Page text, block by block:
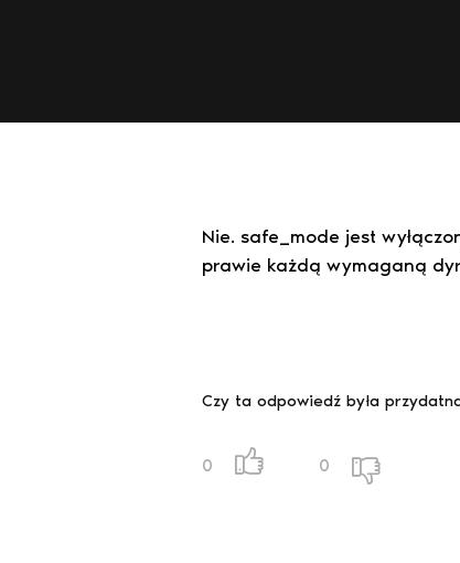
Nie. safe_mode jest
prawie każdą wymaganą
Czy ta odpowiedź była
0 0